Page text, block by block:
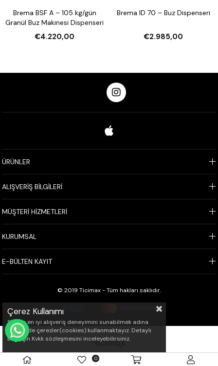
Brema BSF A – 105 kg/gün
Granül Buz Makinesi Dispenseri
€4.220,00
Brema ID 70 – Buz Dispenseri
€2.985,00
ÜRÜNLER
ALIŞVERİŞ BİLGİLERİ
MÜŞTERİ HİZMETLERİ
KURUMSAL
E-BÜLTEN KAYIT
© 2019 Ticimax - Tüm hakları saklıdır.
Çerez Kullanımı
Sizlere en iyi alışveriş deneyimini sunabilmek adına
sitemizde çerezler(cookies) kullanmaktayız. Detaylı
bilgi için Kvkk sözleşmesini inceleyebilirsiniz.
0
WHATSAPP İLE SİPARİŞ VER